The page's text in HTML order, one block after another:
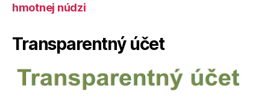
hmotnej núdzi
Transparentný účet